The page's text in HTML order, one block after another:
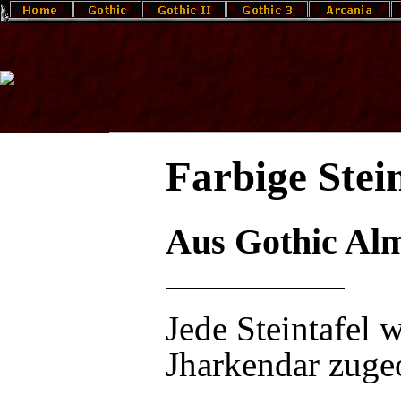
Farbige
Aus Gothic
Jede Steintafel
Jharkendar